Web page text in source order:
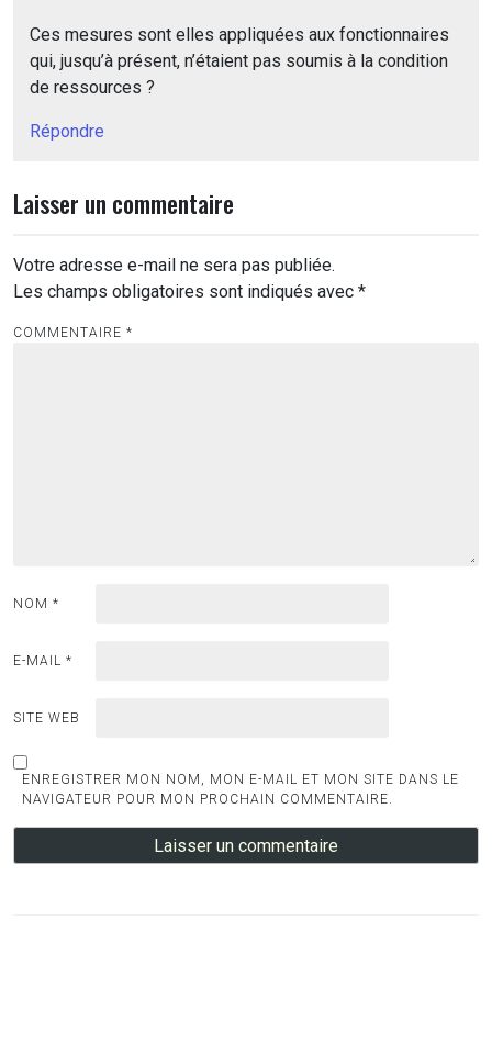
Ces mesures sont elles appliquées aux fonctionnaires
qui, jusqu’à présent, n’étaient pas soumis à la condition
de ressources ?
Répondre
Laisser un commentaire
Votre adresse e-mail ne sera pas publiée.
Les champs obligatoires sont indiqués avec *
COMMENTAIRE *
NOM *
E-MAIL *
SITE WEB
ENREGISTRER MON NOM, MON E-MAIL ET MON SITE DANS LE
NAVIGATEUR POUR MON PROCHAIN COMMENTAIRE.